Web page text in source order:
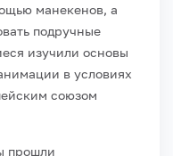
манекенов, а
подручные
изучили основы
в условиях
союзом
прошли